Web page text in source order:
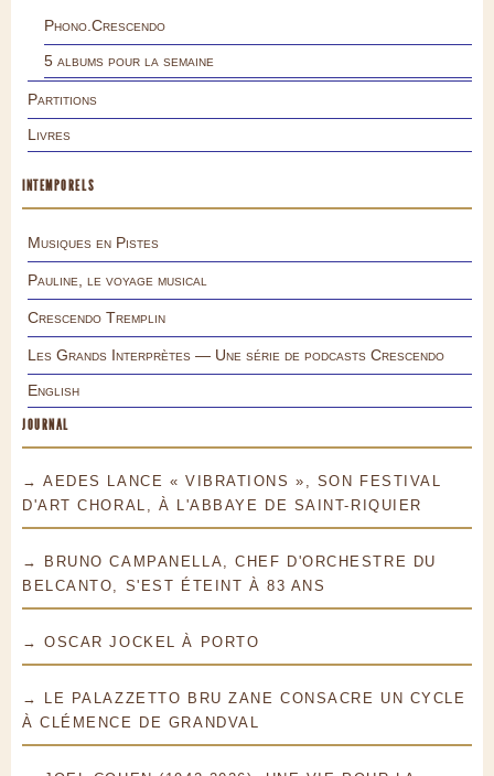
Phono.Crescendo
5 albums pour la semaine
Partitions
Livres
INTEMPORELS
Musiques en Pistes
Pauline, le voyage musical
Crescendo Tremplin
Les Grands Interprètes — Une série de podcasts Crescendo
English
JOURNAL
→ AEDES LANCE « VIBRATIONS », SON FESTIVAL
D'ART CHORAL, À L'ABBAYE DE SAINT-RIQUIER
→ BRUNO CAMPANELLA, CHEF D'ORCHESTRE DU
BELCANTO, S'EST ÉTEINT À 83 ANS
→ OSCAR JOCKEL À PORTO
→ LE PALAZZETTO BRU ZANE CONSACRE UN CYCLE
À CLÉMENCE DE GRANDVAL